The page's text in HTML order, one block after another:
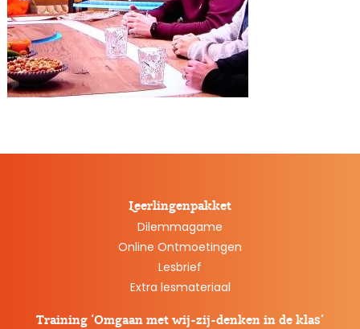
Leerlingenpakket
Dilemmagame
Online Ontmoetingen
Lesbrief
Extra lesmateriaal
Training ‘Omgaan met wij-zij-denken in de klas’